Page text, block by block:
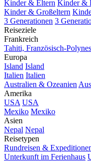
Kinder & Eltern Kinder &
Kinder & Großeltern
3 Generationen 3
Reiseziele
Frankreich
Tahiti, Französisch-
Europa
Island Island
Italien Italien
Australien & Ozeanien
Amerika
USA USA
Mexiko Mexiko
Asien
Nepal Nepal
Reisetypen
Rundreisen &
Unterkunft im Ferienhaus